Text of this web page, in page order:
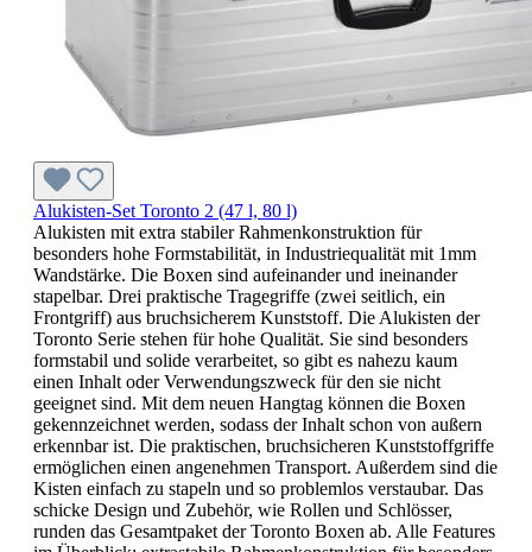
Alukisten-Set Toronto 2 (47 l, 80 l)
Alukisten mit extra stabiler Rahmenkonstruktion für
besonders hohe Formstabilität, in Industriequalität mit 1mm
Wandstärke. Die Boxen sind aufeinander und ineinander
stapelbar. Drei praktische Tragegriffe (zwei seitlich, ein
Frontgriff) aus bruchsicherem Kunststoff. Die Alukisten der
Toronto Serie stehen für hohe Qualität. Sie sind besonders
formstabil und solide verarbeitet, so gibt es nahezu kaum
einen Inhalt oder Verwendungszweck für den sie nicht
geeignet sind. Mit dem neuen Hangtag können die Boxen
gekennzeichnet werden, sodass der Inhalt schon von außern
erkennbar ist. Die praktischen, bruchsicheren Kunststoffgriffe
ermöglichen einen angenehmen Transport. Außerdem sind die
Kisten einfach zu stapeln und so problemlos verstaubar. Das
schicke Design und Zubehör, wie Rollen und Schlösser,
runden das Gesamtpaket der Toronto Boxen ab. Alle Features